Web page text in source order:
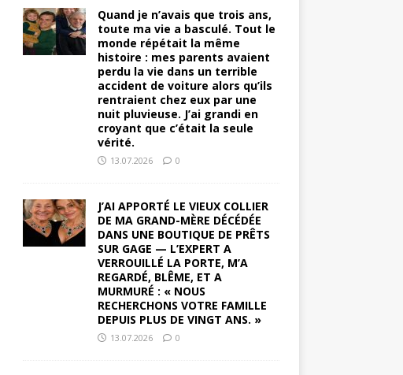
Quand je n’avais que trois ans,
toute ma vie a basculé. Tout le
monde répétait la même
histoire : mes parents avaient
perdu la vie dans un terrible
accident de voiture alors qu’ils
rentraient chez eux par une
nuit pluvieuse. J’ai grandi en
croyant que c’était la seule
vérité.
13.07.2026 0
J’AI APPORTÉ LE VIEUX COLLIER
DE MA GRAND-MÈRE DÉCÉDÉE
DANS UNE BOUTIQUE DE PRÊTS
SUR GAGE — L’EXPERT A
VERROUILLÉ LA PORTE, M’A
REGARDÉ, BLÊME, ET A
MURMURÉ : « NOUS
RECHERCHONS VOTRE FAMILLE
DEPUIS PLUS DE VINGT ANS. »
13.07.2026 0